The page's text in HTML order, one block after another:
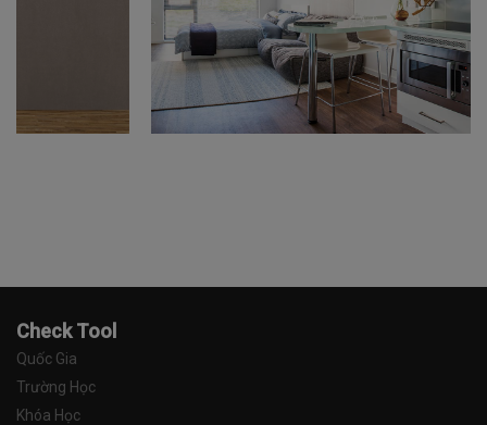
Check Tool
Quốc Gia
Trường Học
Khóa Học